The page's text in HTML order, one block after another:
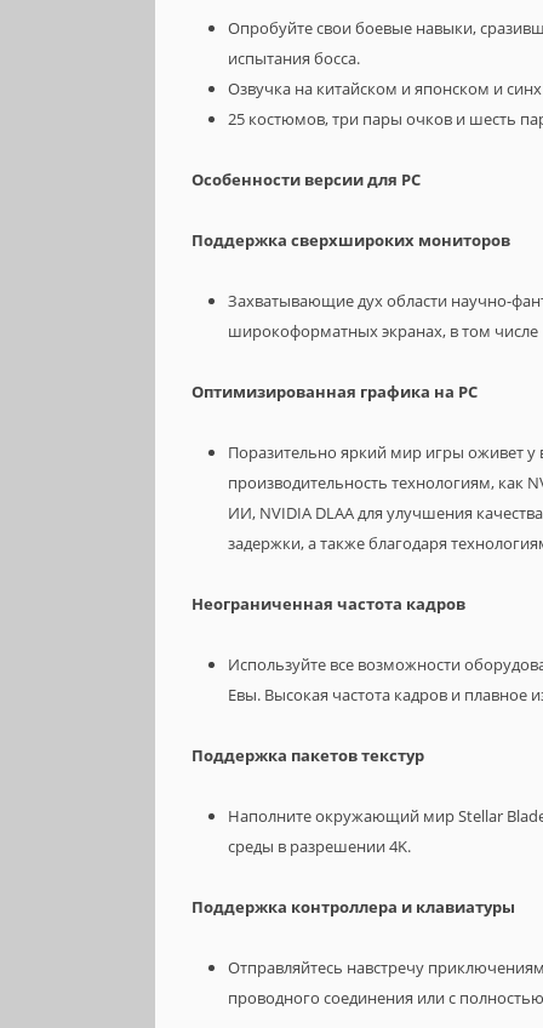
Опробуйте свои боевые навыки,
испытания босса.
Озвучка на китайском и японском и
25 костюмов, три пары очков и шесть
Особенности версии для PC
Поддержка сверхшироких мониторов
Захватывающие дух области научно-
широкоформатных экранах, в том числе
Оптимизированная графика на PC
Поразительно яркий мир игры оживет
производительность технологиям, как
ИИ, NVIDIA DLAA для улучшения
задержки, а также благодаря
Неограниченная частота кадров
Используйте все возможности
Евы. Высокая частота кадров и плавное
Поддержка пакетов текстур
Наполните окружающий мир Stellar
среды в разрешении 4K.
Поддержка контроллера и клавиатуры
Отправляйтесь навстречу
проводного соединения или с